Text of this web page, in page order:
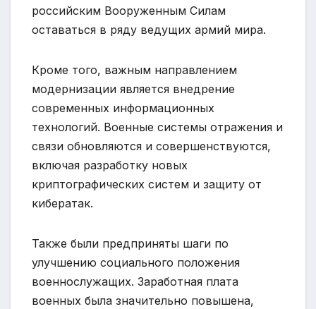
российским Вооруженным Силам
оставаться в ряду ведущих армий мира.
Кроме того, важным направлением
модернизации является внедрение
современных информационных
технологий. Военные системы отражения и
связи обновляются и совершенствуются,
включая разработку новых
криптографических систем и защиту от
кибератак.
Также были предприняты шаги по
улучшению социального положения
военнослужащих. Заработная плата
военных была значительно повышена,